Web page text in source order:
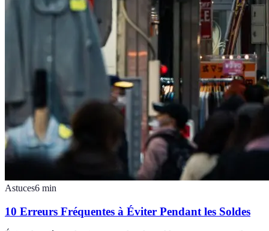
Astuces6 min
10 Erreurs Fréquentes à Éviter Pendant les Soldes